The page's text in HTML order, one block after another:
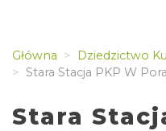
Główna
Dziedzictwo
Stara Stacja PKP W
Stara